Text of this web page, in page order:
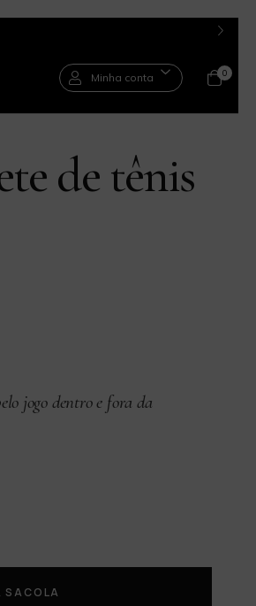
Minha conta 0
de tênis
jogo dentro e fora da